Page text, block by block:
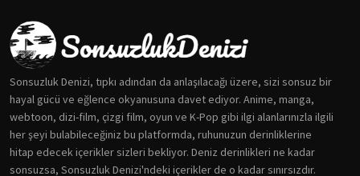
Sonsuzluk Denizi, tıpkı adından da anlaşılacağı üzere, sizi sonsuz bir
hayal gücü ve eğlence okyanusuna davet ediyor. Anime, manga,
webtoon, dizi-film, çizgi film, oyun ve K-Pop gibi ilgi alanlarınızla ilgili
her şeyi bulabileceğiniz bu platformda, ruhunuzun derinliklerine
hitap edecek içerikler sizleri bekliyor. Deniz derinlikleri ne kadar
sonsuzsa, Sonsuzluk Denizi'ndeki içerikler de o kadar sınırsızdır.